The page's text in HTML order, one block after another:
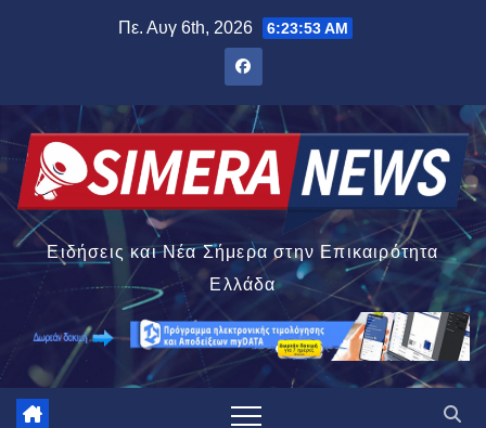
Πε. Αυγ 6th, 2026 6:23:54 AM
Ειδήσεις και Νέα Σήμερα στην Επικαιρότητα
Ελλάδα